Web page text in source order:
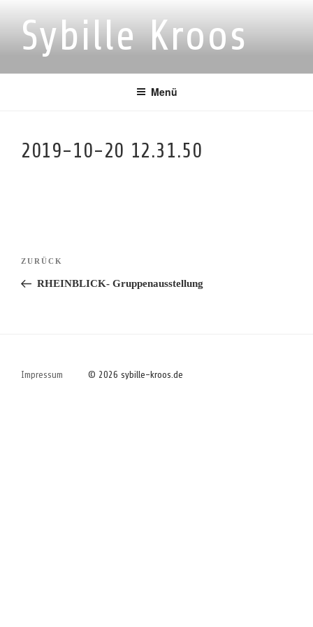
Inhalt
springenSybille Kroos
Menü
2019-10-20 12.31.50
Beitragsnavigation
Vorheriger
Beitrag
ZURÜCK
RHEINBLICK- Gruppenausstellung
Impressum © 2026 sybille-kroos.de